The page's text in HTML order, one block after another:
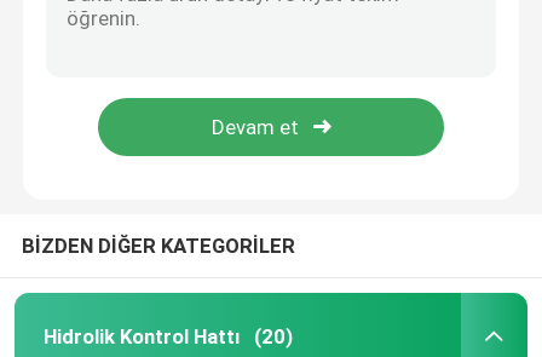
Kılcal Sarmal Boru
Paslanmaz Çelik Sarmal Boru
BİZDEN DİĞER KATEGORİLER
Hidrolik Kontrol Hattı (20)